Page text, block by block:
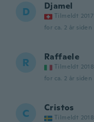
D Djamel
Tilmeldt 2017
for ca. 2 år siden
R Raffaele
Tilmeldt 2018
for ca. 2 år siden
C Cristos
Tilmeldt 2018